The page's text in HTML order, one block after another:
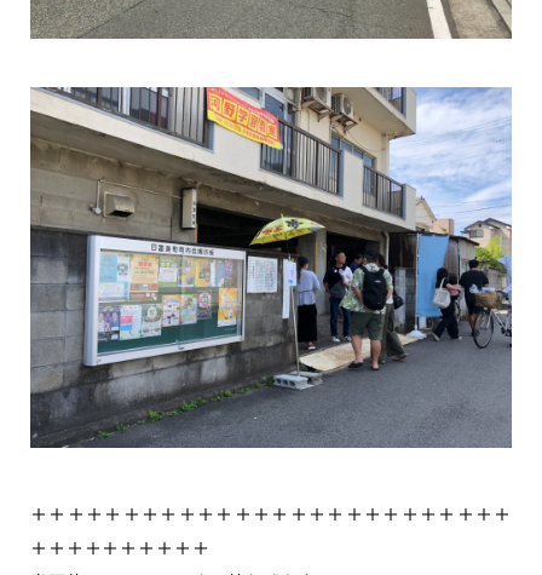
＋＋＋＋＋＋＋＋＋＋＋＋＋＋＋＋＋＋＋＋＋＋＋＋＋＋
＋＋＋＋＋＋＋＋＋＋